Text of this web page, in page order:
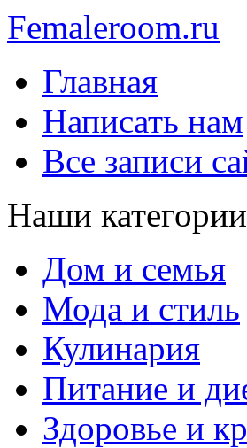
Femaleroom.ru
Главная
Написать нам
Все записи
Наши категории
Дом и семья
Мода и стиль
Кулинария
Питание и
Здоровье и